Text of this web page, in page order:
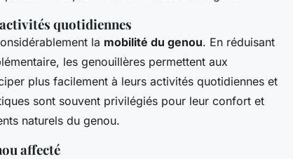
quotidiennes
la mobilité du genou. En réduisant
les genouillères permettent aux
plus facilement à leurs activités quotidiennes et
sont souvent privilégiés pour leur confort et
naturels du genou.
affecté